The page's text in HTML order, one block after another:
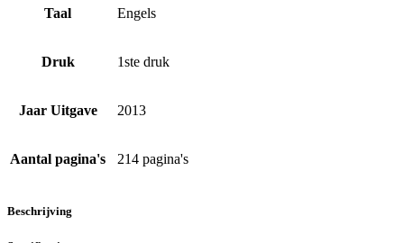
Taal Engels
Druk 1ste druk
Jaar Uitgave 2013
Aantal pagina's 214 pagina's
Beschrijving